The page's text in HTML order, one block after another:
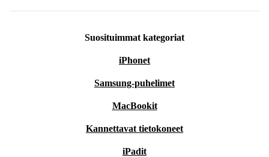
Suosituimmat kategoriat
iPhonet
Samsung-puhelimet
MacBookit
Kannettavat tietokoneet
iPadit